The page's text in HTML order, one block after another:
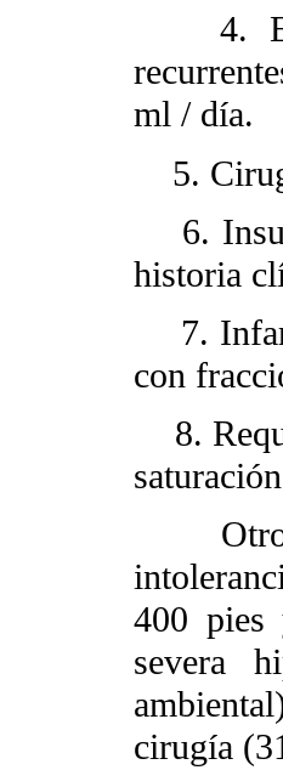
4.
ml / día.
5.
6.
historia
7.
con
8.
Otros
400
severa
cirugía